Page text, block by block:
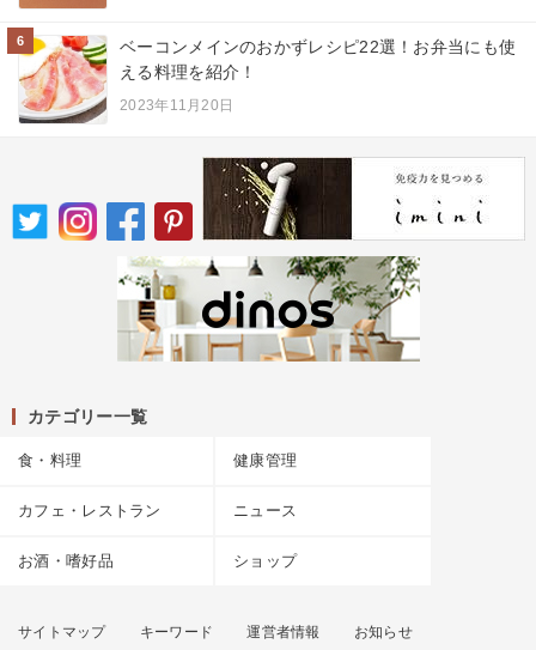
6
ベーコンメインのおかずレシピ22選！お弁当にも使
える料理を紹介！
2023年11月20日
カテゴリー一覧
食・料理 健康管理
カフェ・レストラン ニュース
お酒・嗜好品 ショップ
サイトマップ キーワード 運営者情報 お知らせ